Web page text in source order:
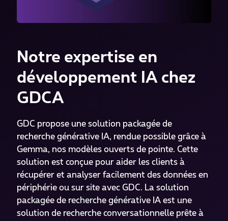
Notre expertise en
développement IA chez
GDCA
GDC propose une solution packagée de
recherche générative IA, rendue possible grâce à
Gemma, nos modèles ouverts de pointe. Cette
solution est conçue pour aider les clients à
récupérer et analyser facilement des données en
périphérie ou sur site avec GDC. La solution
packagée de recherche générative IA est une
solution de recherche conversationnelle prête à